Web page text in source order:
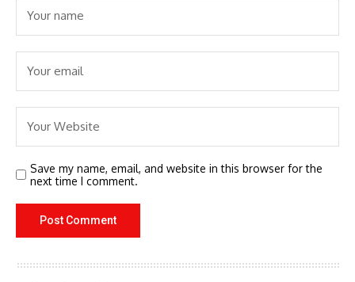
Save my name, email, and website in this browser for the
next time I comment.